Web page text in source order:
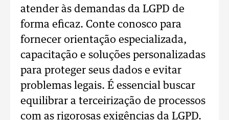
atender às demandas da LGPD de
forma eficaz. Conte conosco para
fornecer orientação especializada,
capacitação e soluções personalizadas
para proteger seus dados e evitar
problemas legais. É essencial buscar
equilibrar a terceirização de processos
com as rigorosas exigências da LGPD.